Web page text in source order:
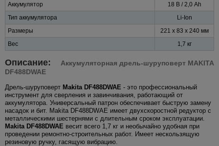
Аккумулятор
18 В / 2,0 Ah
Тип аккумулятора
Li-Ion
Размеры
221 x 83 x 240 мм
Вес
1,7 кг
Описание:
Аккумуляторная дрель-шуруповерт MAKITA
DF488DWAE
Дрель-шуруповерт Makita DF488DWAE - это профессиональный
инструмент для сверления и завинчивания, работающий от
аккумулятора. Универсальный патрон обеспечивает быструю замену
насадок и бит. Makita DF488DWAE имеет двухскоростной редуктор с
металлическими шестернями с длительным сроком эксплуатации.
Makita DF488DWAE весит всего 1,7 кг и необычайно удобная при
проведении ремонтно-строительных работ. Имеет нескользящую
резиновую ручку, гасящую вибрацию.